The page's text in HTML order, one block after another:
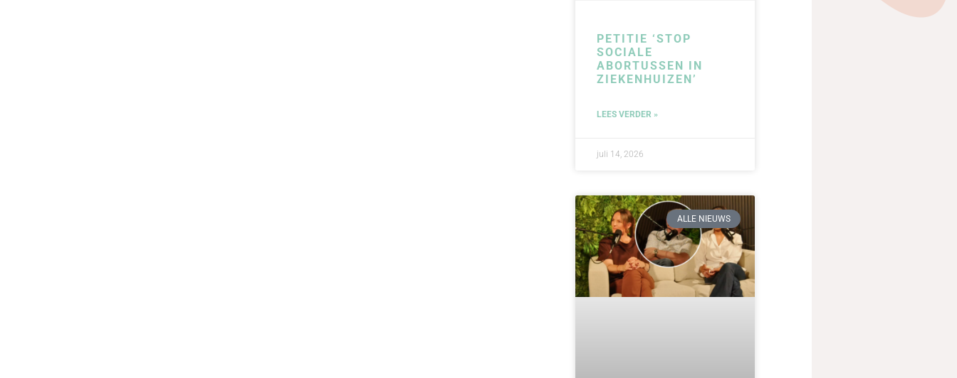
PETITIE ‘STOP
SOCIALE
ABORTUSSEN IN
ZIEKENHUIZEN’
LEES VERDER »
juli 14, 2026
ALLE NIEUWS